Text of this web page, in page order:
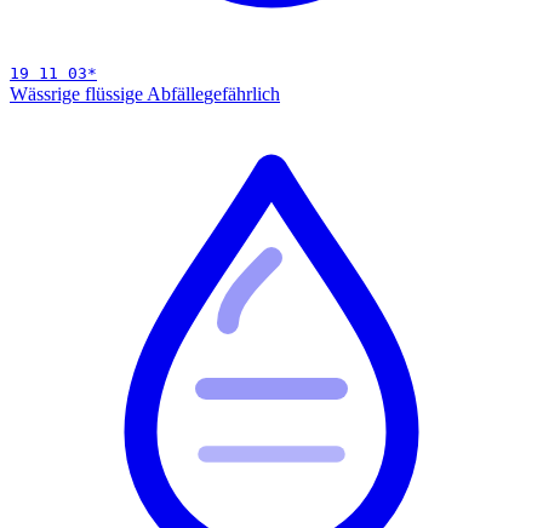
19 11 03*
Wässrige flüssige Abfällegefährlich